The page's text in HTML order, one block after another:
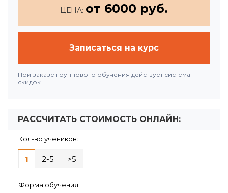
ЦЕНА: от 6000 руб.
Записаться на курс
При заказе группового обучения действует система
скидок
РАССЧИТАТЬ СТОИМОСТЬ ОНЛАЙН:
Кол-во учеников:
1 2-5 >5
Форма обучения: